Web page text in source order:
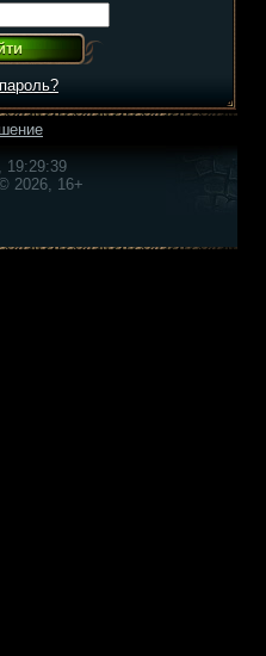
19:29:39
2026, 16+